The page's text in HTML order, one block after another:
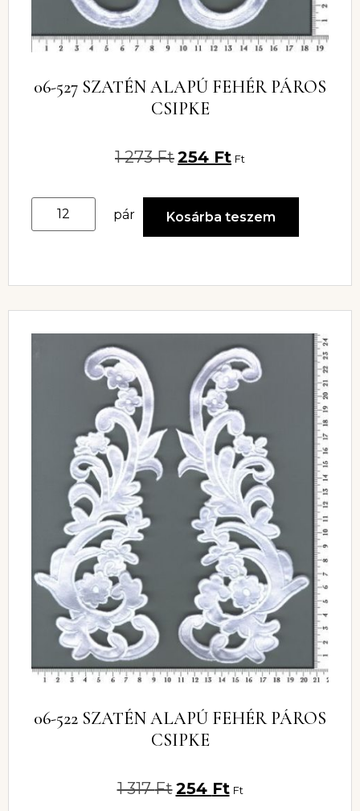
06-527 SZATÉN ALAPÚ FEHÉR PÁROS
CSIPKE
1 273Ft254 Ft Ft
pár Kosárba teszem
06-522 SZATÉN ALAPÚ FEHÉR PÁROS
CSIPKE
1 317Ft254 Ft Ft